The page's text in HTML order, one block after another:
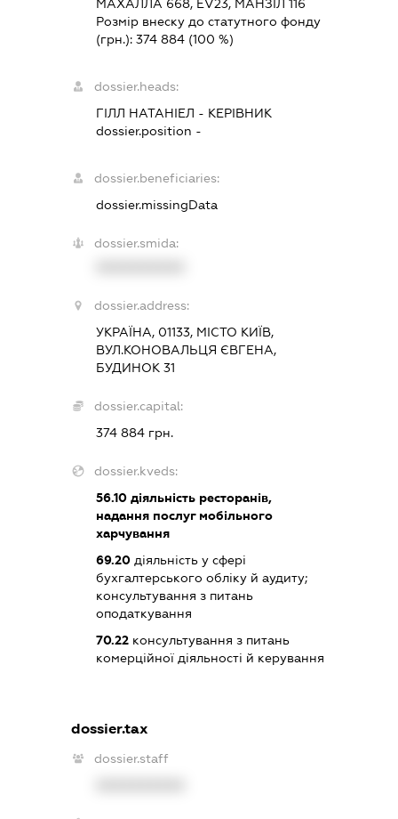
МАХАЛЛА 668, EV23, МАНЗІЛ 116
Розмір внеску до статутного фонду
(грн.):374 884 (100 %)
dossier.heads:
ГІЛЛ НАТАНІЕЛ - КЕРІВНИК
dossier.position -
dossier.beneficiaries:
dossier.missingData
dossier.smida:
dossier.address:
УКРАЇНА, 01133, МІСТО КИЇВ,
ВУЛ.КОНОВАЛЬЦЯ ЄВГЕНА,
БУДИНОК 31
dossier.capital:
374 884 грн.
dossier.kveds:
56.10 діяльність ресторанів,
надання послуг мобільного
харчування
69.20 діяльність у сфері
бухгалтерського обліку й аудиту;
консультування з питань
оподаткування
70.22 консультування з питань
комерційної діяльності й керування
dossier.tax
dossier.staff